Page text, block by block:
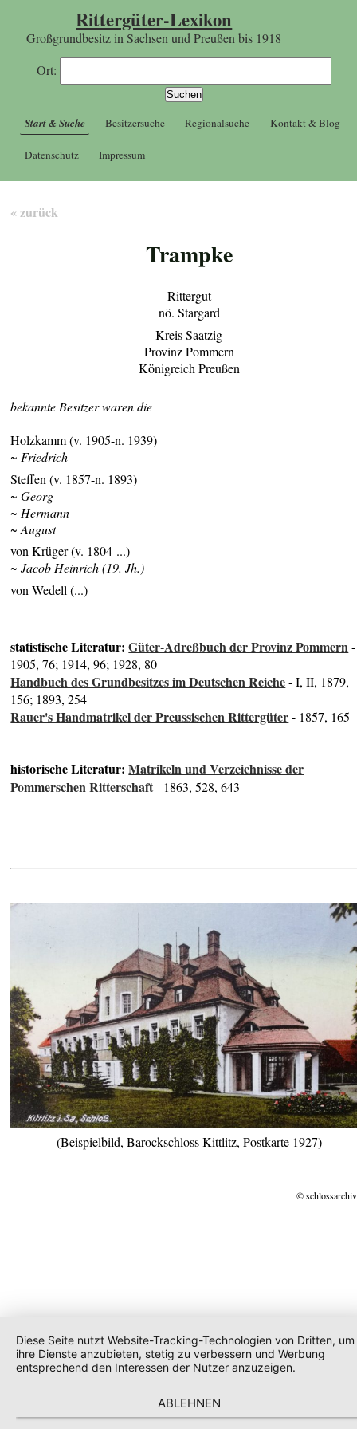
Rittergüter-Lexikon
Großgrundbesitz in Sachsen und Preußen bis 1918
Ort:
Start & Suche Besitzersuche Regionalsuche Kontakt & Blog
Datenschutz Impressum
« zurück
Trampke
Rittergut
nö. Stargard
Kreis Saatzig
Provinz Pommern
Königreich Preußen
bekannte Besitzer waren die
Holzkamm (v. 1905-n. 1939)
~ Friedrich
Steffen (v. 1857-n. 1893)
~ Georg
~ Hermann
~ August
von Krüger (v. 1804-...)
~ Jacob Heinrich (19. Jh.)
von Wedell (...)
statistische Literatur:Güter-Adreßbuch der Provinz Pommern-
1905, 76; 1914, 96; 1928, 80
Handbuch des Grundbesitzes im Deutschen Reiche- I, II, 1879,
156; 1893, 254
Rauer's Handmatrikel der Preussischen Rittergüter- 1857, 165
historische Literatur:Matrikeln und Verzeichnisse der
Pommerschen Ritterschaft- 1863, 528, 643
(Beispielbild, Barockschloss Kittlitz, Postkarte 1927)
©
Diese Seite nutzt Website-Tracking-Technologien von Dritten, um
ihre Dienste anzubieten, stetig zu verbessern und Werbung
entsprechend den Interessen der Nutzer anzuzeigen.
ABLEHNEN